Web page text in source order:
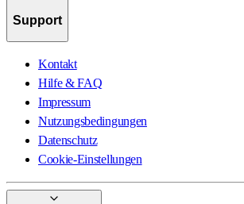
Support
Kontakt
Hilfe & FAQ
Impressum
Nutzungsbedingungen
Datenschutz
Cookie-Einstellungen